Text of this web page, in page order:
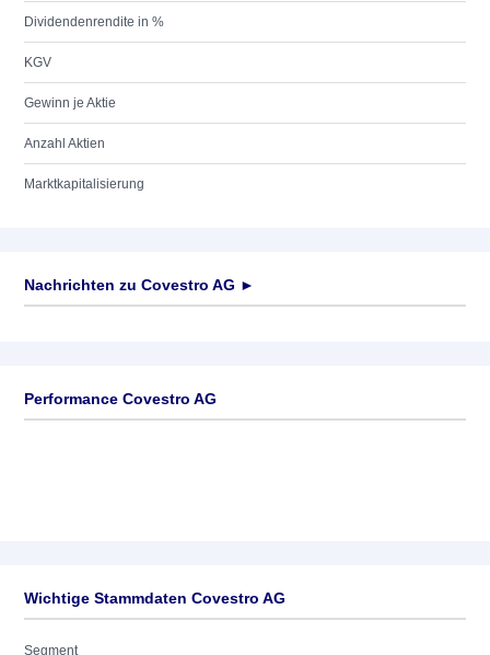
Dividendenrendite in %
KGV
Gewinn je Aktie
Anzahl Aktien
Marktkapitalisierung
Nachrichten zu Covestro AG ►
Performance Covestro AG
Wichtige Stammdaten Covestro AG
Segment